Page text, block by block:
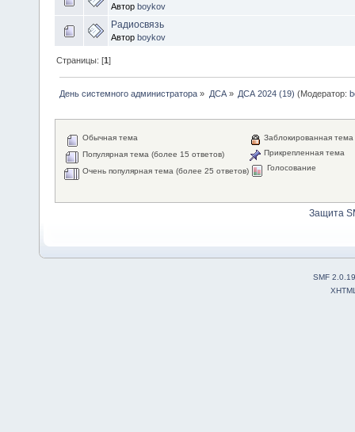
Автор boykov
Радиосвязь
Автор boykov
Страницы: [1]
День системного администратора » ДСА» ДСА 2024 (19) (Модератор:
Обычная тема
Популярная тема (более 15 ответов)
Очень популярная тема (более 25 ответов)
Заблокированная тема
Прикрепленная тема
Голосование
Защита
SMF 2.0.19